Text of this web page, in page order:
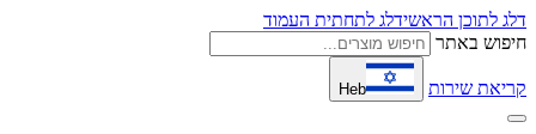
דלג לתוכן הראשידלג לתחתית העמוד
חיפוש באתר
קריאת שירות Heb